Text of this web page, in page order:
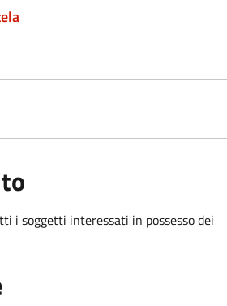
i soggetti interessati in possesso dei